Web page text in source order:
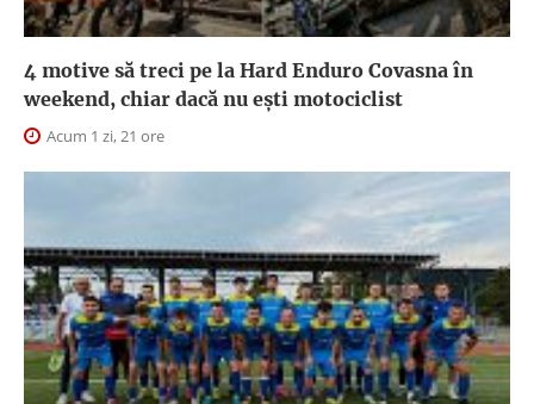
4 motive să treci pe la Hard Enduro Covasna în
weekend, chiar dacă nu ești motociclist
Acum 1 zi, 21 ore